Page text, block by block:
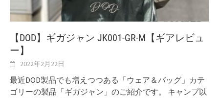
【DOD】ギガジャン JK001-GR-M【ギアレビュ
ー】
2022年2月22日
最近DOD製品でも増えつつある「ウェア＆バッグ」カテ
ゴリーの製品「ギガジャン」のご紹介です。 キャンプ以